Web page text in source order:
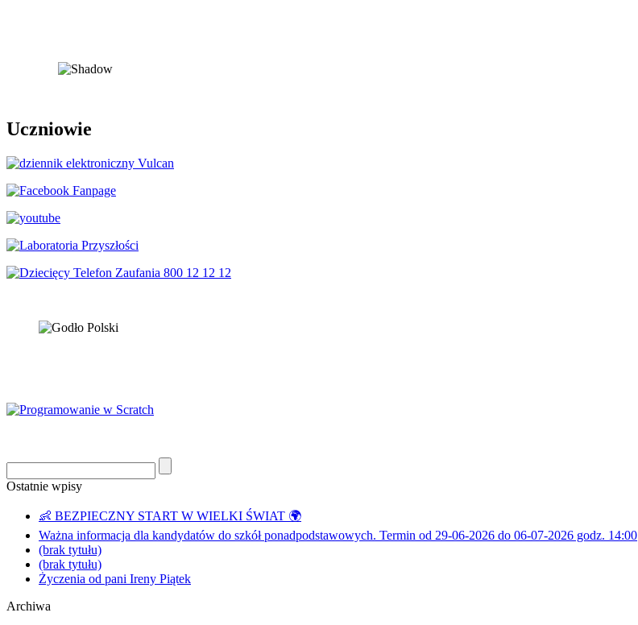
Uczniowie
Ostatnie wpisy
👶 BEZPIECZNY START W WIELKI ŚWIAT 🌍
Ważna informacja dla kandydatów do szkół ponadpodstawowych. Termin od 29-06-2026 do 06-07-2026 godz. 14:00
(brak tytułu)
(brak tytułu)
Życzenia od pani Ireny Piątek
Archiwa